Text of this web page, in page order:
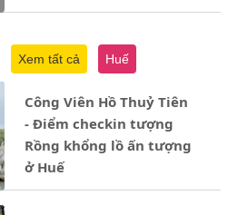
Xem tất cả Huế
Công Viên Hồ Thuỷ Tiên
- Điểm checkin tượng
Rồng khổng lồ ấn tượng
ở Huế